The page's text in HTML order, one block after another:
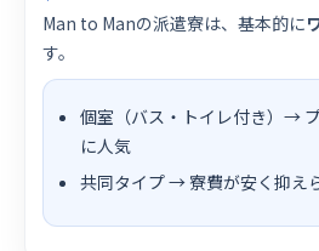
Man to Manの派遣寮は、基本的に
す。
個室（バス・トイレ付き）→
に人気
共同タイプ → 寮費が安く抑え